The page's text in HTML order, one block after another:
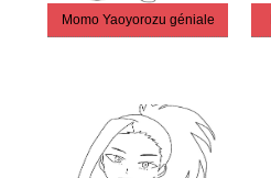
Momo Yaoyorozu géniale